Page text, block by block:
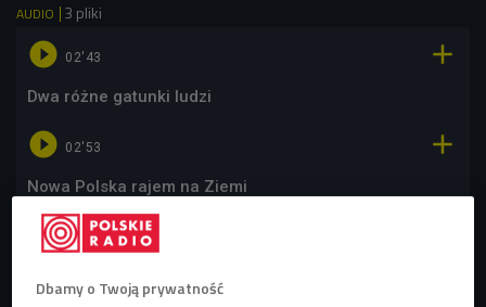
AUDIO 3 pliki
 02'43 
Dwa różne gatunki ludzi
 02'53 
Nowa Polska rajem na Ziemi
 01'53
Ziemiańskiego
Dbamy o Twoją prywatność